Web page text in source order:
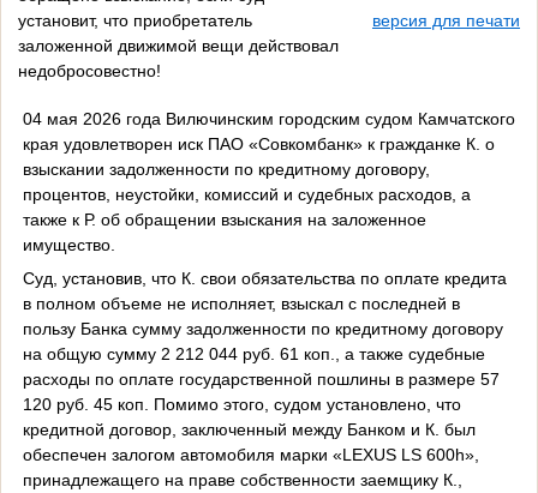
установит, что приобретатель
заложенной движимой вещи действовал
недобросовестно!
версия для печати
04 мая 2026 года Вилючинским городским судом Камчатского
края удовлетворен иск ПАО «Совкомбанк» к гражданке К. о
взыскании задолженности по кредитному договору,
процентов, неустойки, комиссий и судебных расходов, а
также к Р. об обращении взыскания на заложенное
имущество.
Суд, установив, что К. свои обязательства по оплате кредита
в полном объеме не исполняет, взыскал с последней в
пользу Банка сумму задолженности по кредитному договору
на общую сумму 2 212 044 руб. 61 коп., а также судебные
расходы по оплате государственной пошлины в размере 57
120 руб. 45 коп. Помимо этого, судом установлено, что
кредитной договор, заключенный между Банком и К. был
обеспечен залогом автомобиля марки «LEXUS LS600h»,
принадлежащего на праве собственности заемщику К.,